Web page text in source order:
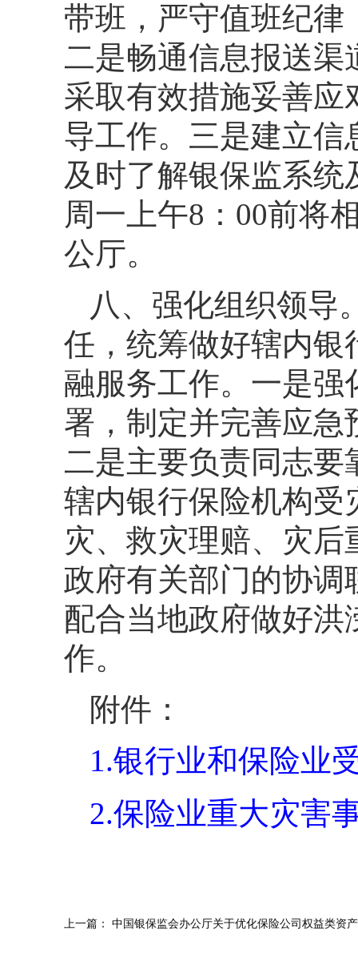
带班，严守值班纪
二是畅通信息报送
采取有效措施妥善
导工作。三是建立
及时了解银保监系
周一上午8：00前将
公厅。
八、强化组织领导
任，统筹做好辖内银
融服务工作。一是
署，制定并完善应
二是主要负责同志
辖内银行保险机构受
灾、救灾理赔、灾
政府有关部门的协
配合当地政府做好
作。
附件：
1.银行业和保险业
2.保险业重大灾害
上一篇： 中国银保监会办公厅关于优化保险公司权益类资